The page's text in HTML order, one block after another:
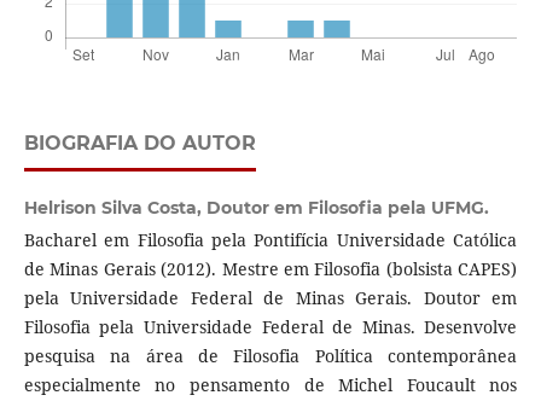
BIOGRAFIA DO AUTOR
Helrison Silva Costa, Doutor em Filosofia pela UFMG.
Bacharel em Filosofia pela Pontifícia Universidade Católica
de Minas Gerais (2012). Mestre em Filosofia (bolsista CAPES)
pela Universidade Federal de Minas Gerais. Doutor em
Filosofia pela Universidade Federal de Minas. Desenvolve
pesquisa na área de Filosofia Política contemporânea
especialmente no pensamento de Michel Foucault nos